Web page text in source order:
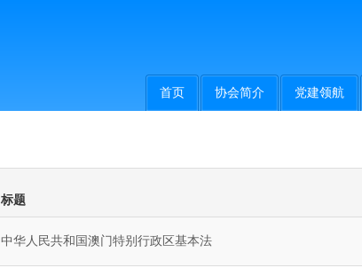
首页 协会简介 党建领航
标题
中华人民共和国澳门特别行政区基本法